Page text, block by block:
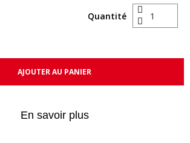
Quantité
AJOUTER AU PANIER
En savoir plus